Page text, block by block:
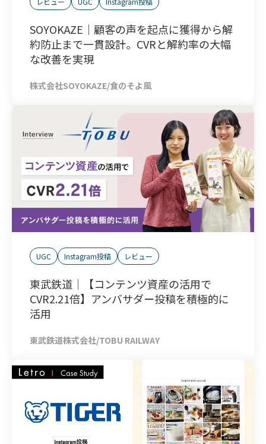
SOYOKAZE｜顧客の声を起点に獲得から解
約防止まで一貫設計。CVRと解約率の大幅
な改善を実現
株式会社SOYOKAZE/食のそよ風
UGC Instagram投稿 レビュー
東武鉄道｜【コンテンツ資産の活用で
CVR2.21倍】アンバサダー投稿を積極的に
活用
東武鉄道株式会社/TOBU RAILWAY